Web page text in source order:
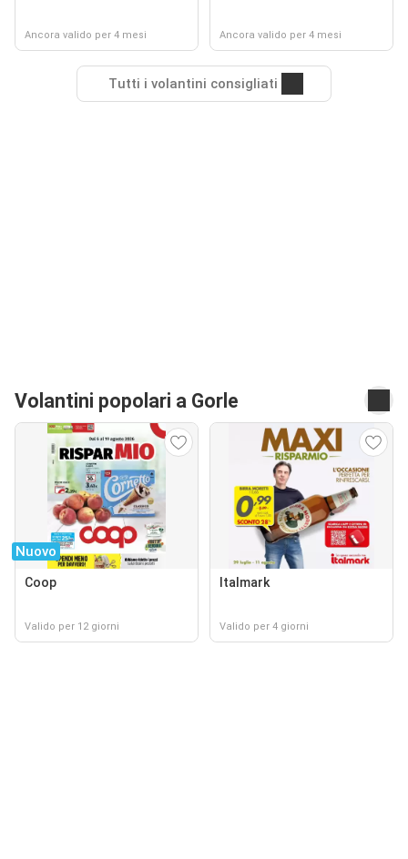
Ancora valido per 4 mesi Ancora valido per 4 mesi
Tutti i volantini consigliati
Volantini popolari a Gorle
Nuovo
Coop
Valido per 12 giorni
Italmark
Valido per 4 giorni